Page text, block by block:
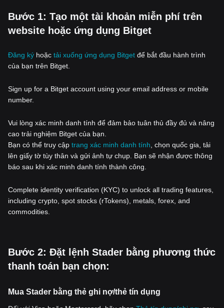
‌Bước 1: Tạo một tài khoản miễn phí trên
website hoặc ứng dụng Bitget
Đăng ký hoặc tải xuống ứng dụng Bitget để bắt đầu hành trình
của bạn trên Bitget.
Sign up for a Bitget account using your email address or mobile
number.
Vui lòng xác minh danh tính để đảm bảo tuân thủ đầy đủ và nâng
cao trải nghiệm Bitget của bạn.
Bạn có thể truy cập trang xác minh danh tính , chọn quốc gia, tải
lên giấy tờ tùy thân và gửi ảnh tự chụp. Bạn sẽ nhận được thông
báo sau khi xác minh danh tính thành công.
Complete identity verification (KYC) to unlock all trading features,
including crypto, spot stocks (rTokens), metals, forex, and
commodities.
‌Bước 2: Đặt lệnh Stader bằng phương thức
thanh toán bạn chọn:
Mua Stader bằng thẻ ghi nợ/thẻ tín dụng